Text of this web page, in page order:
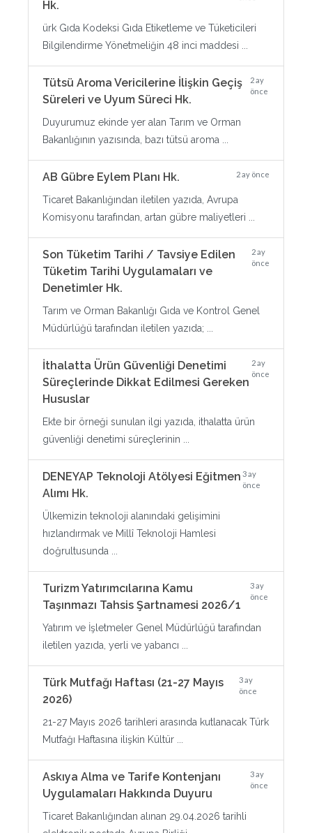
Hk.
ürk Gıda Kodeksi Gıda Etiketleme ve Tüketicileri
Bilgilendirme Yönetmeliğin 48 inci maddesi ...
Tütsü Aroma Vericilerine İlişkin Geçiş
Süreleri ve Uyum Süreci Hk.
2 ay
önce
Duyurumuz ekinde yer alan Tarım ve Orman
Bakanlığının yazısında, bazı tütsü aroma ...
AB Gübre Eylem Planı Hk. 2 ay önce
Ticaret Bakanlığından iletilen yazıda, Avrupa
Komisyonu tarafından, artan gübre maliyetleri ...
Son Tüketim Tarihi / Tavsiye Edilen
Tüketim Tarihi Uygulamaları ve
Denetimler Hk.
2 ay
önce
Tarım ve Orman Bakanlığı Gıda ve Kontrol Genel
Müdürlüğü tarafından iletilen yazıda; ...
İthalatta Ürün Güvenliği Denetimi
Süreçlerinde Dikkat Edilmesi Gereken
Hususlar
2 ay
önce
Ekte bir örneği sunulan ilgi yazıda, ithalatta ürün
güvenliği denetimi süreçlerinin ...
DENEYAP Teknoloji Atölyesi Eğitmen
Alımı Hk.
3 ay
önce
Ülkemizin teknoloji alanındaki gelişimini
hızlandırmak ve Millî Teknoloji Hamlesi
doğrultusunda ...
Turizm Yatırımcılarına Kamu
Taşınmazı Tahsis Şartnamesi 2026/1
3 ay
önce
Yatırım ve İşletmeler Genel Müdürlüğü tarafından
iletilen yazıda, yerli ve yabancı ...
Türk Mutfağı Haftası (21-27 Mayıs
2026)
3 ay
önce
21-27 Mayıs 2026 tarihleri arasında kutlanacak Türk
Mutfağı Haftasına ilişkin Kültür ...
Askıya Alma ve Tarife Kontenjanı
Uygulamaları Hakkında Duyuru
3 ay
önce
Ticaret Bakanlığından alınan 29.04.2026 tarihli